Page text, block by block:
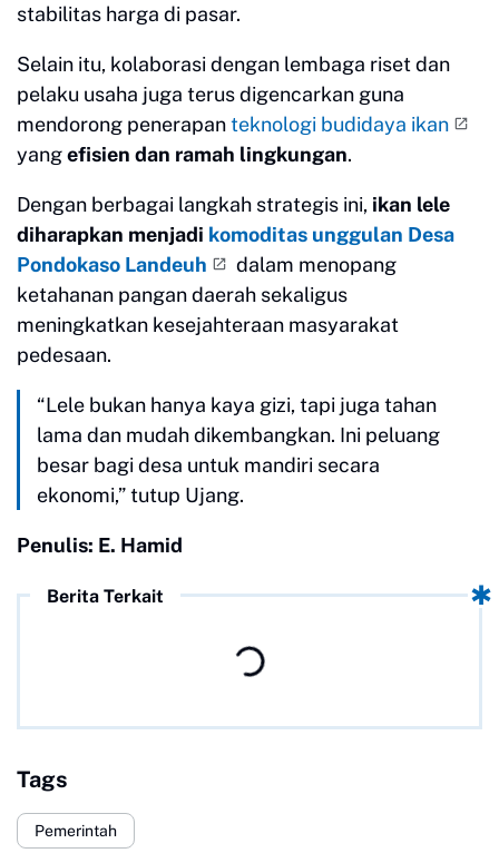
stabilitas harga di pasar.
Selain itu, kolaborasi dengan lembaga riset dan
pelaku usaha juga terus digencarkan guna
mendorong penerapanteknologi budidaya ikan
yangefisien dan ramah lingkungan.
Dengan berbagai langkah strategis ini, ikan lele
diharapkan menjadi komoditas unggulan Desa
Pondokaso Landeuh
dalam menopang
ketahanan pangan daerah sekaligus
meningkatkan kesejahteraan masyarakat
pedesaan.
“Lele bukan hanya kaya gizi, tapi juga tahan
lama dan mudah dikembangkan. Ini peluang
besar bagi desa untuk mandiri secara
ekonomi,” tutup Ujang.
Penulis: E. Hamid
Berita Terkait
Tags
Pemerintah